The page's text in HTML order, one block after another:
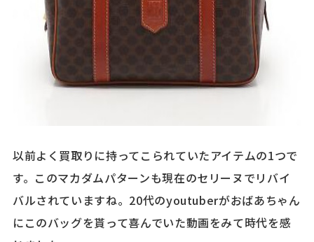
以前よく買取りに持ってこられていたアイテムの1つで
す。このマカダムパターンも現在のセリーヌでリバイ
バルされていますね。20代のyoutuberがおばあちゃん
にこのバッグを貰って喜んでいた動画をみて時代を感